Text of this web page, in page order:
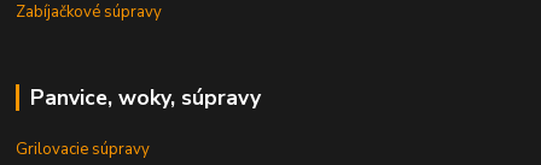
Zabíjačkové súpravy
Panvice, woky, súpravy
Grilovacie súpravy